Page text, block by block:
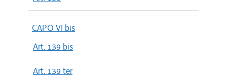
CAPO VI bis
Art. 139 bis
Art. 139 ter